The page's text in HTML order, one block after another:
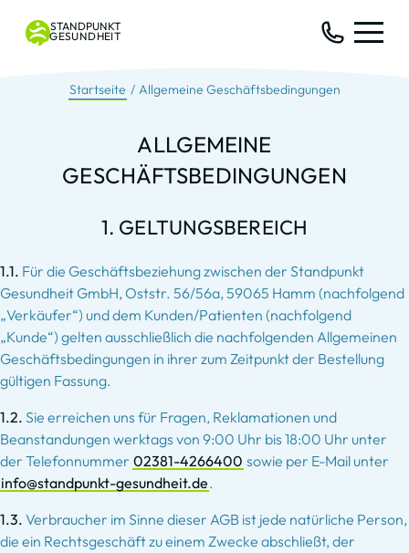
STANDPUNKT
GESUNDHEIT
Startseite Allgemeine Geschäftsbedingungen
ALLGEMEINE
GESCHÄFTSBEDINGUNGEN
1. GELTUNGSBEREICH
1.1. Für die Geschäftsbeziehung zwischen der Standpunkt
Gesundheit GmbH, Oststr. 56/56a, 59065 Hamm (nachfolgend
„Verkäufer“) und dem Kunden/Patienten (nachfolgend
„Kunde“) gelten ausschließlich die nachfolgenden Allgemeinen
Geschäftsbedingungen in ihrer zum Zeitpunkt der Bestellung
gültigen Fassung.
1.2. Sie erreichen uns für Fragen, Reklamationen und
Beanstandungen werktags von 9:00 Uhr bis 18:00 Uhr unter
der Telefonnummer 02381-4266400 sowie per E-Mail unter
info@standpunkt-gesundheit.de.
1.3. Verbraucher im Sinne dieser AGB ist jede natürliche Person,
die ein Rechtsgeschäft zu einem Zwecke abschließt, der